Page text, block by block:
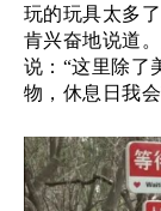
玩的玩具太多
肯兴奋地说道
说：“这里除了
物，休息日我